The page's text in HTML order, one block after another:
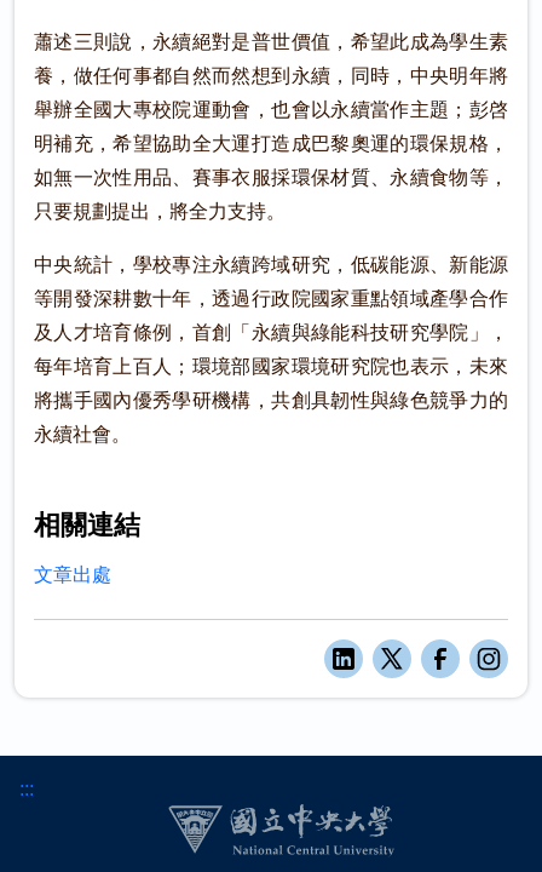
蕭述三則說，永續絕對是普世價值，希望此成為學生素
養，做任何事都自然而然想到永續，同時，中央明年將
舉辦全國大專校院運動會，也會以永續當作主題；彭啓
明補充，希望協助全大運打造成巴黎奧運的環保規格，
如無一次性用品、賽事衣服採環保材質、永續食物等，
只要規劃提出，將全力支持。
中央統計，學校專注永續跨域研究，低碳能源、新能源
等開發深耕數十年，透過行政院國家重點領域產學合作
及人才培育條例，首創「永續與綠能科技研究學院」，
每年培育上百人；環境部國家環境研究院也表示，未來
將攜手國內優秀學研機構，共創具韌性與綠色競爭力的
永續社會。
相關連結
文章出處
:::